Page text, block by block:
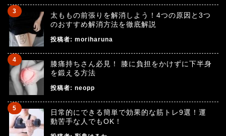
太ももの前張りを解消しよう！4つの原因と3つ
のおすすめ解消方法を徹底解説
投稿者: moriharuna
膝痛持ちさん必見！ 膝に負担をかけずに下半身
を鍛える方法
投稿者: neopp
日常的にできる簡単で効果的な筋トレ9選！運
動苦手な人でもOK！